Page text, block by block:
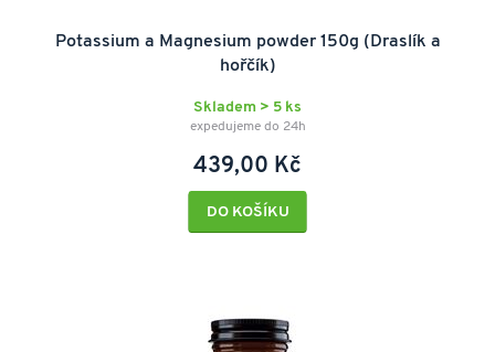
Potassium a Magnesium powder 150g (Draslík a
hořčík)
Skladem > 5 ks
expedujeme do 24h
439,00 Kč
DO KOŠÍKU